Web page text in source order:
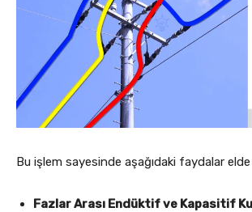
Bu işlem sayesinde aşağıdaki faydalar
Fazlar Arası Endüktif ve Kapasitif